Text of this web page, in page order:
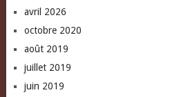
avril 2026
octobre 2020
août 2019
juillet 2019
juin 2019